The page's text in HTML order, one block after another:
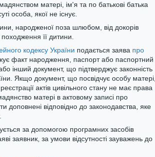
матері, ім'я та по батькові батька
особа, якої не існує.
народженої поза шлюбом, від докорів
її дитини.
кодексу України подається заява про
факт народження, паспорт або паспортний
інший документ, що підтверджує законність
Якщо документ, що посвідчує особу матері,
актів цивільного стану не має права
матері в актовому записі про
доповнені відповідно до законодавства, яке
за допомогою програмних засобів
заявник, за умови відсутності зауважень до